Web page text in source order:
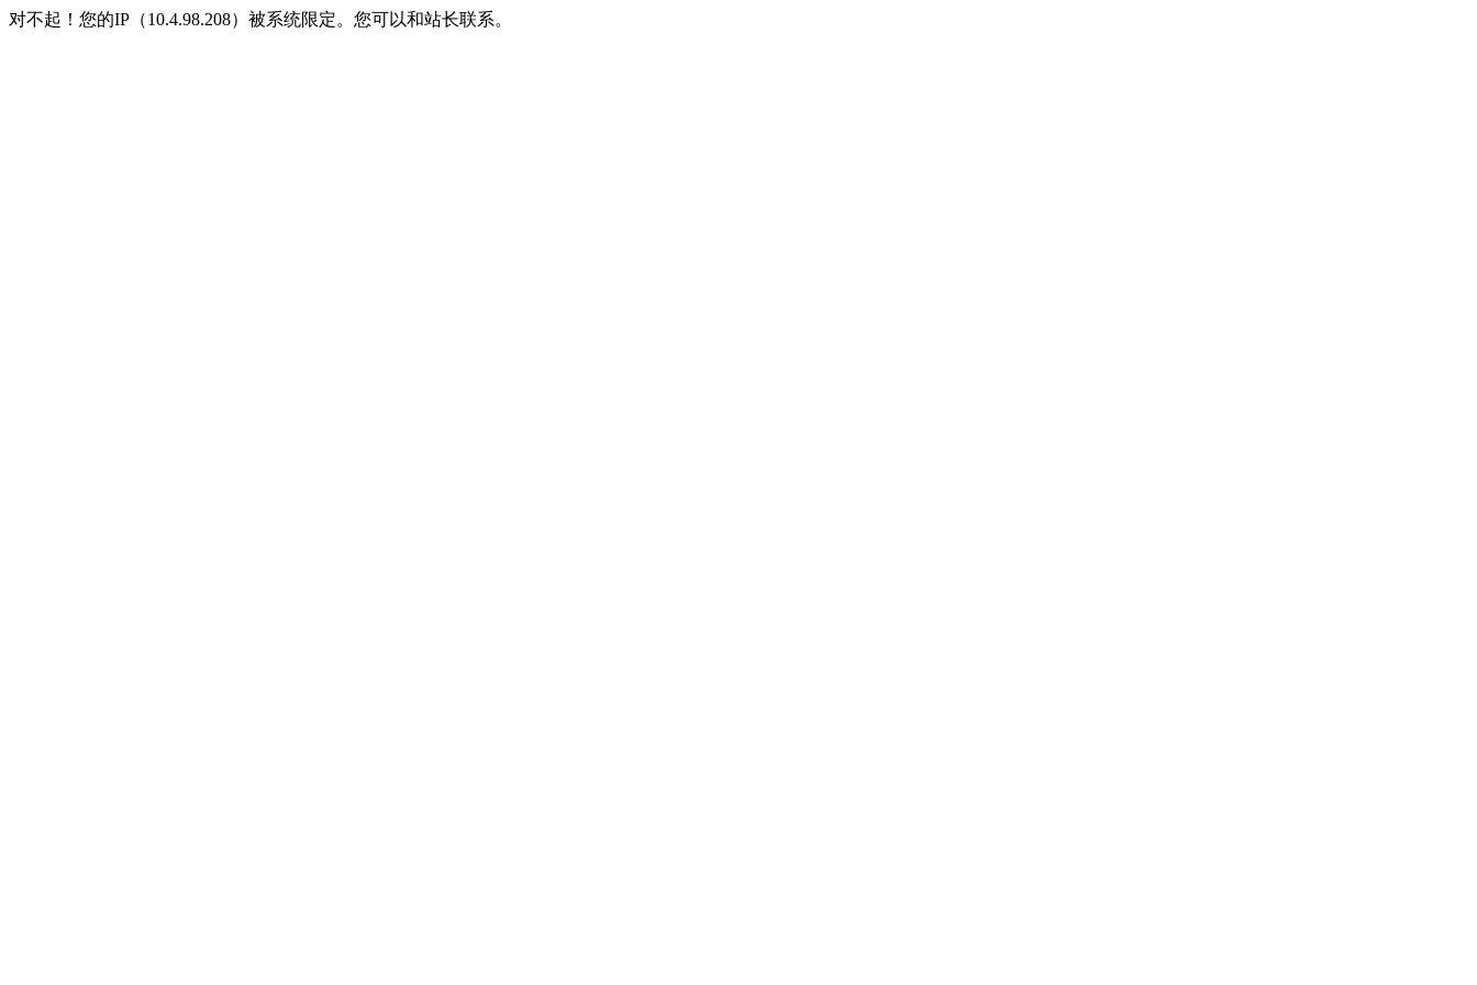
对不起！您的IP（10.4.98.208）被系统限定。您可以和站长联系。